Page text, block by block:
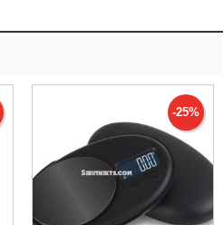
-25%